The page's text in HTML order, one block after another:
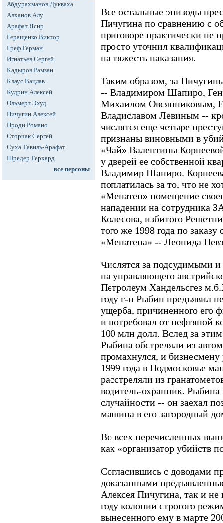
Абдурахманов Дукваха
Алханов Алу
Арафат Ясир
Геращенко Виктор
Греф Герман
Игнатьев Сергей
Кадыров Рамзан
Клаус Вацлав
Кудрин Алексей
Ольмерт Эхуд
Пичугин Алексей
Проди Романо
Сторчак Сергей
Суха Тавиль-Арафат
Шредер Герхард
все персоны
Все остальные эпизоды
Пичугина по сравнению с
приговоре практически не
просто уточнил
на тяжесть наказания.
Таким образом, за
-- Владимиром Шапиро,
Михаилом Овсянниковым,
Владиславом Левиным --
числятся еще четыре
признаны виновными в
«Чай» Валентины
у дверей ее собственной
Владимир Шапиро.
поплатилась за то, что не
«Менатеп» помещение
нападении на сотрудника
Колесова, избитого
того же 1998 года по заказу
«Менатепа» -- Леонида
Числятся за подсудимыми
на управляющего
Петролеум Хандельсгез
году г-н Рыбин предъявил
ущерба, причиненного
и потребовал от нефтяной
100 млн долл. Вслед за
Рыбина обстреляли из
промахнулся, и бизнесмену
1999 года в Подмосковье
расстреляли из
водитель-охранник. Рыбина
случайности -- он заехал
машина в его загородный
Во всех перечисленных
как «организатор убийств
Согласившись с доводами
доказанными
Алексея Пичугина, так и
году колонии строгого
вынесенного ему в марте